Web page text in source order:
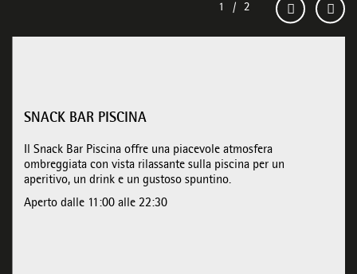
SNACK BAR PISCINA
Il Snack Bar Piscina offre una piacevole atmosfera
ombreggiata con vista rilassante sulla piscina per un
aperitivo, un drink e un gustoso spuntino.
Aperto dalle 11:00 alle 22:30